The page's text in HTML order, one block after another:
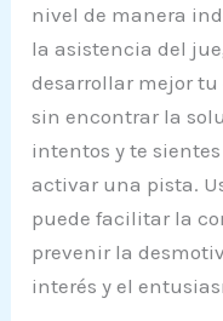
nivel de manera
la asistencia del
desarrollar mejor
sin encontrar la
intentos y te
activar una pista.
puede facilitar la
prevenir la
interés y el